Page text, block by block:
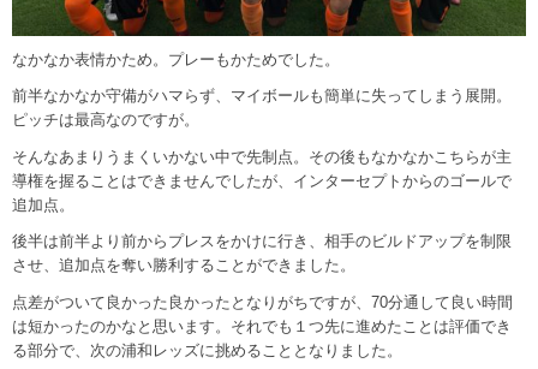
なかなか表情かため。プレーもかためでした。
前半なかなか守備がハマらず、マイボールも簡単に失ってしまう展開。
ピッチは最高なのですが。
そんなあまりうまくいかない中で先制点。その後もなかなかこちらが主
導権を握ることはできませんでしたが、インターセプトからのゴールで
追加点。
後半は前半より前からプレスをかけに行き、相手のビルドアップを制限
させ、追加点を奪い勝利することができました。
点差がついて良かった良かったとなりがちですが、70分通して良い時間
は短かったのかなと思います。それでも１つ先に進めたことは評価でき
る部分で、次の浦和レッズに挑めることとなりました。